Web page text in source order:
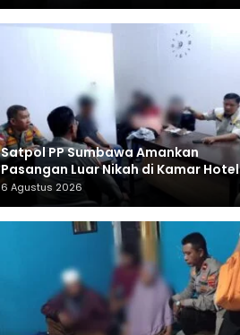
Satpol PP Sumbawa Amankan
Pasangan Luar Nikah di Kamar Hotel
6 Agustus 2026